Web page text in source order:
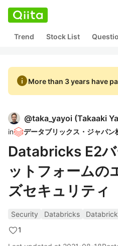
Trend Stock List
infoMore than 3 years have
@taka_yayoi (Takaaki
in
Databricks E2
ットフォームの
ズセキュリティ
Security Databricks
1